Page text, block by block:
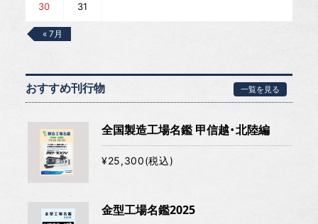
30 31
« 7月
おすすめ刊行物 一覧を見る
全国製造工場名鑑 甲信越・北陸編
¥25,300(税込)
金型工場名鑑2025